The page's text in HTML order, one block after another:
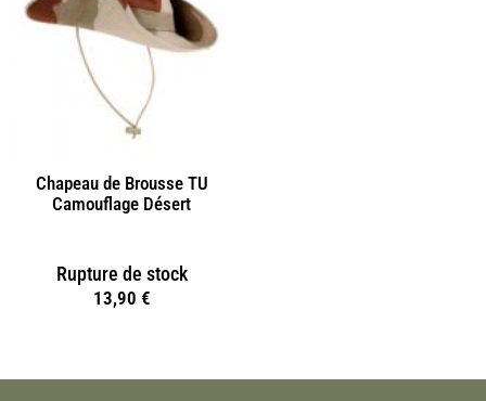
Chapeau de Brousse TU
Camouflage Désert
Rupture de stock
13,90 €